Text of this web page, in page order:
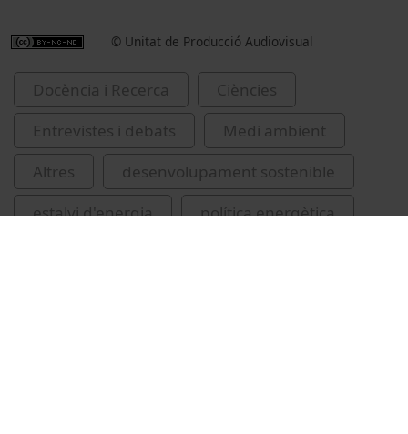
© Unitat de Producció Audiovisual
Docència i Recerca
Ciències
Entrevistes i debats
Medi ambient
Altres
desenvolupament sostenible
estalvi d'energia
política energètica